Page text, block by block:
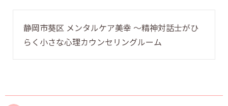
静岡市葵区 メンタルケア美幸 〜精神対話士がひ
らく小さな心理カウンセリングルーム